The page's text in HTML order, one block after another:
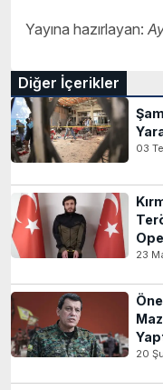
Yayına hazırlayan:
Diğer İçerikler
03
23
20